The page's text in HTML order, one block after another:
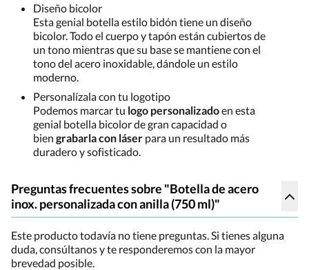
Diseño bicolor
Esta genial botella estilo bidón tiene un diseño
bicolor. Todo el cuerpo y tapón están cubiertos de
un tono mientras que su base se mantiene con el
tono del acero inoxidable, dándole un estilo
moderno.
Personalízala con tu logotipo
Podemos marcar tu logo personalizadoen esta
genial botella bicolor de gran capacidad o
bien grabarla con láser para un resultado más
duradero y sofisticado.
Preguntas frecuentes sobre "Botella de acero
inox. personalizada con anilla (750 ml)"
Este producto todavía no tiene preguntas. Si tienes alguna
duda, consúltanos y te responderemos con la mayor
brevedad posible.